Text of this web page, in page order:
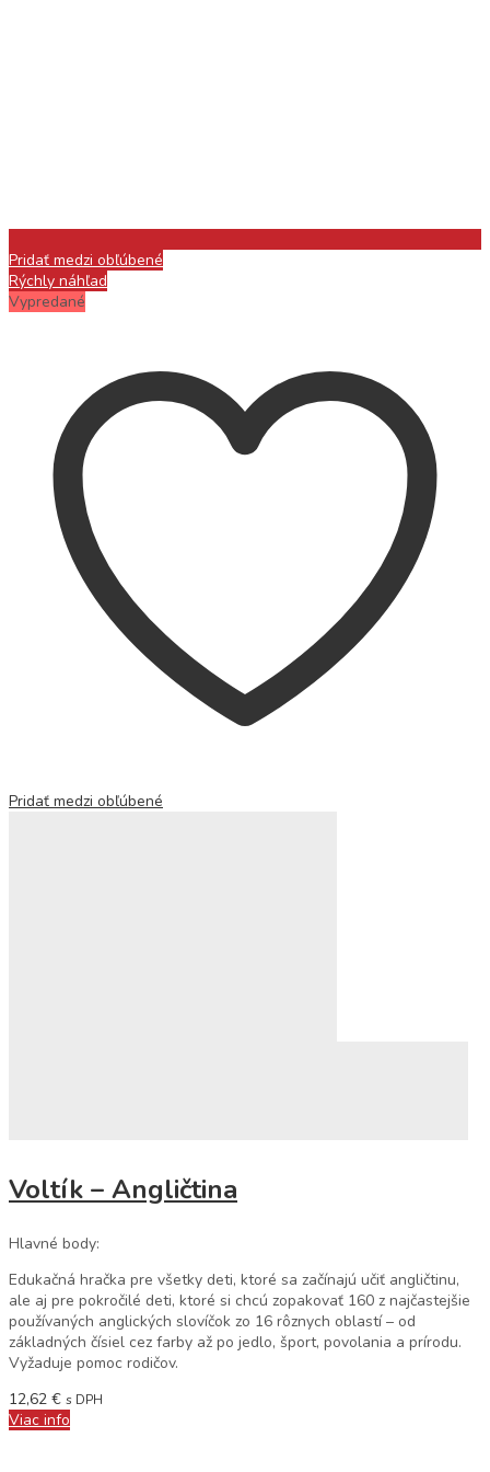
Pridať medzi obľúbené
Rýchly náhľad
Vypredané
Pridať medzi obľúbené
Voltík – Angličtina
Hlavné body:
Edukačná hračka pre všetky deti, ktoré sa začínajú učiť angličtinu,
ale aj pre pokročilé deti, ktoré si chcú zopakovať 160 z najčastejšie
používaných anglických slovíčok zo 16 rôznych oblastí – od
základných čísiel cez farby až po jedlo, šport, povolania a prírodu.
Vyžaduje pomoc rodičov.
12,62 € s DPH
Viac info